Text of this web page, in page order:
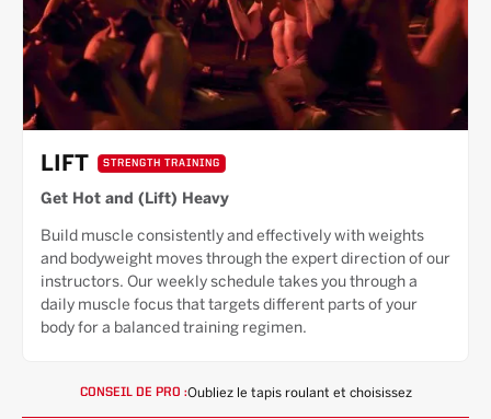
LIFT STRENGTH TRAINING
Get Hot and (Lift) Heavy
Build muscle consistently and effectively with weights
and bodyweight moves through the expert direction of our
instructors. Our weekly schedule takes you through a
daily muscle focus that targets different parts of your
body for a balanced training regimen.
CONSEIL DE PRO :Oubliez le tapis roulant et choisissez